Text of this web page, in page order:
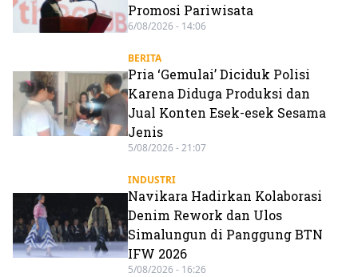
Promosi Pariwisata
6/08/2026 - 14:06
BERITA
Pria ‘Gemulai’ Diciduk Polisi
Karena Diduga Produksi dan
Jual Konten Esek-esek Sesama
Jenis
5/08/2026 - 21:07
INDUSTRI
Navikara Hadirkan Kolaborasi
Denim Rework dan Ulos
Simalungun di Panggung BTN
IFW 2026
5/08/2026 - 16:26